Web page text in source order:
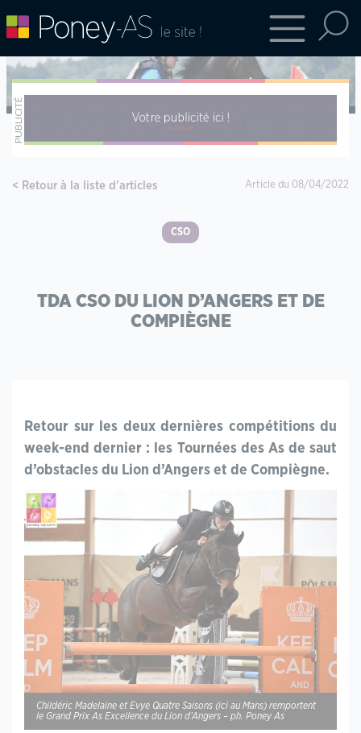
Retour à la liste d'articles Article du 08/04/2022
CSO
TDA CSO DU LION D’ANGERS ET DE
COMPIÈGNE
Retour sur les deux dernières compétitions du
week-end dernier : les Tournées des As de saut
d’obstacles du Lion d’Angers et de Compiègne.
Childéric Madelaine et Evye Quatre Saisons (ici au Mans) remportent
le Grand Prix As Excellence du Lion d’Angers – ph. Poney As